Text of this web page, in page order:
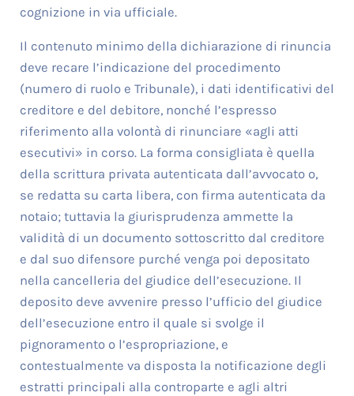
cognizione in via ufficiale.
Il contenuto minimo della dichiarazione di rinuncia
deve recare l’indicazione del procedimento
(numero di ruolo e Tribunale), i dati identificativi del
creditore e del debitore, nonché l’espresso
riferimento alla volontà di rinunciare «agli atti
esecutivi» in corso. La forma consigliata è quella
della scrittura privata autenticata dall’avvocato o,
se redatta su carta libera, con firma autenticata da
notaio; tuttavia la giurisprudenza ammette la
validità di un documento sottoscritto dal creditore
e dal suo difensore purché venga poi depositato
nella cancelleria del giudice dell’esecuzione. Il
deposito deve avvenire presso l’ufficio del giudice
dell’esecuzione entro il quale si svolge il
pignoramento o l’espropriazione, e
contestualmente va disposta la notificazione degli
estratti principali alla controparte e agli altri